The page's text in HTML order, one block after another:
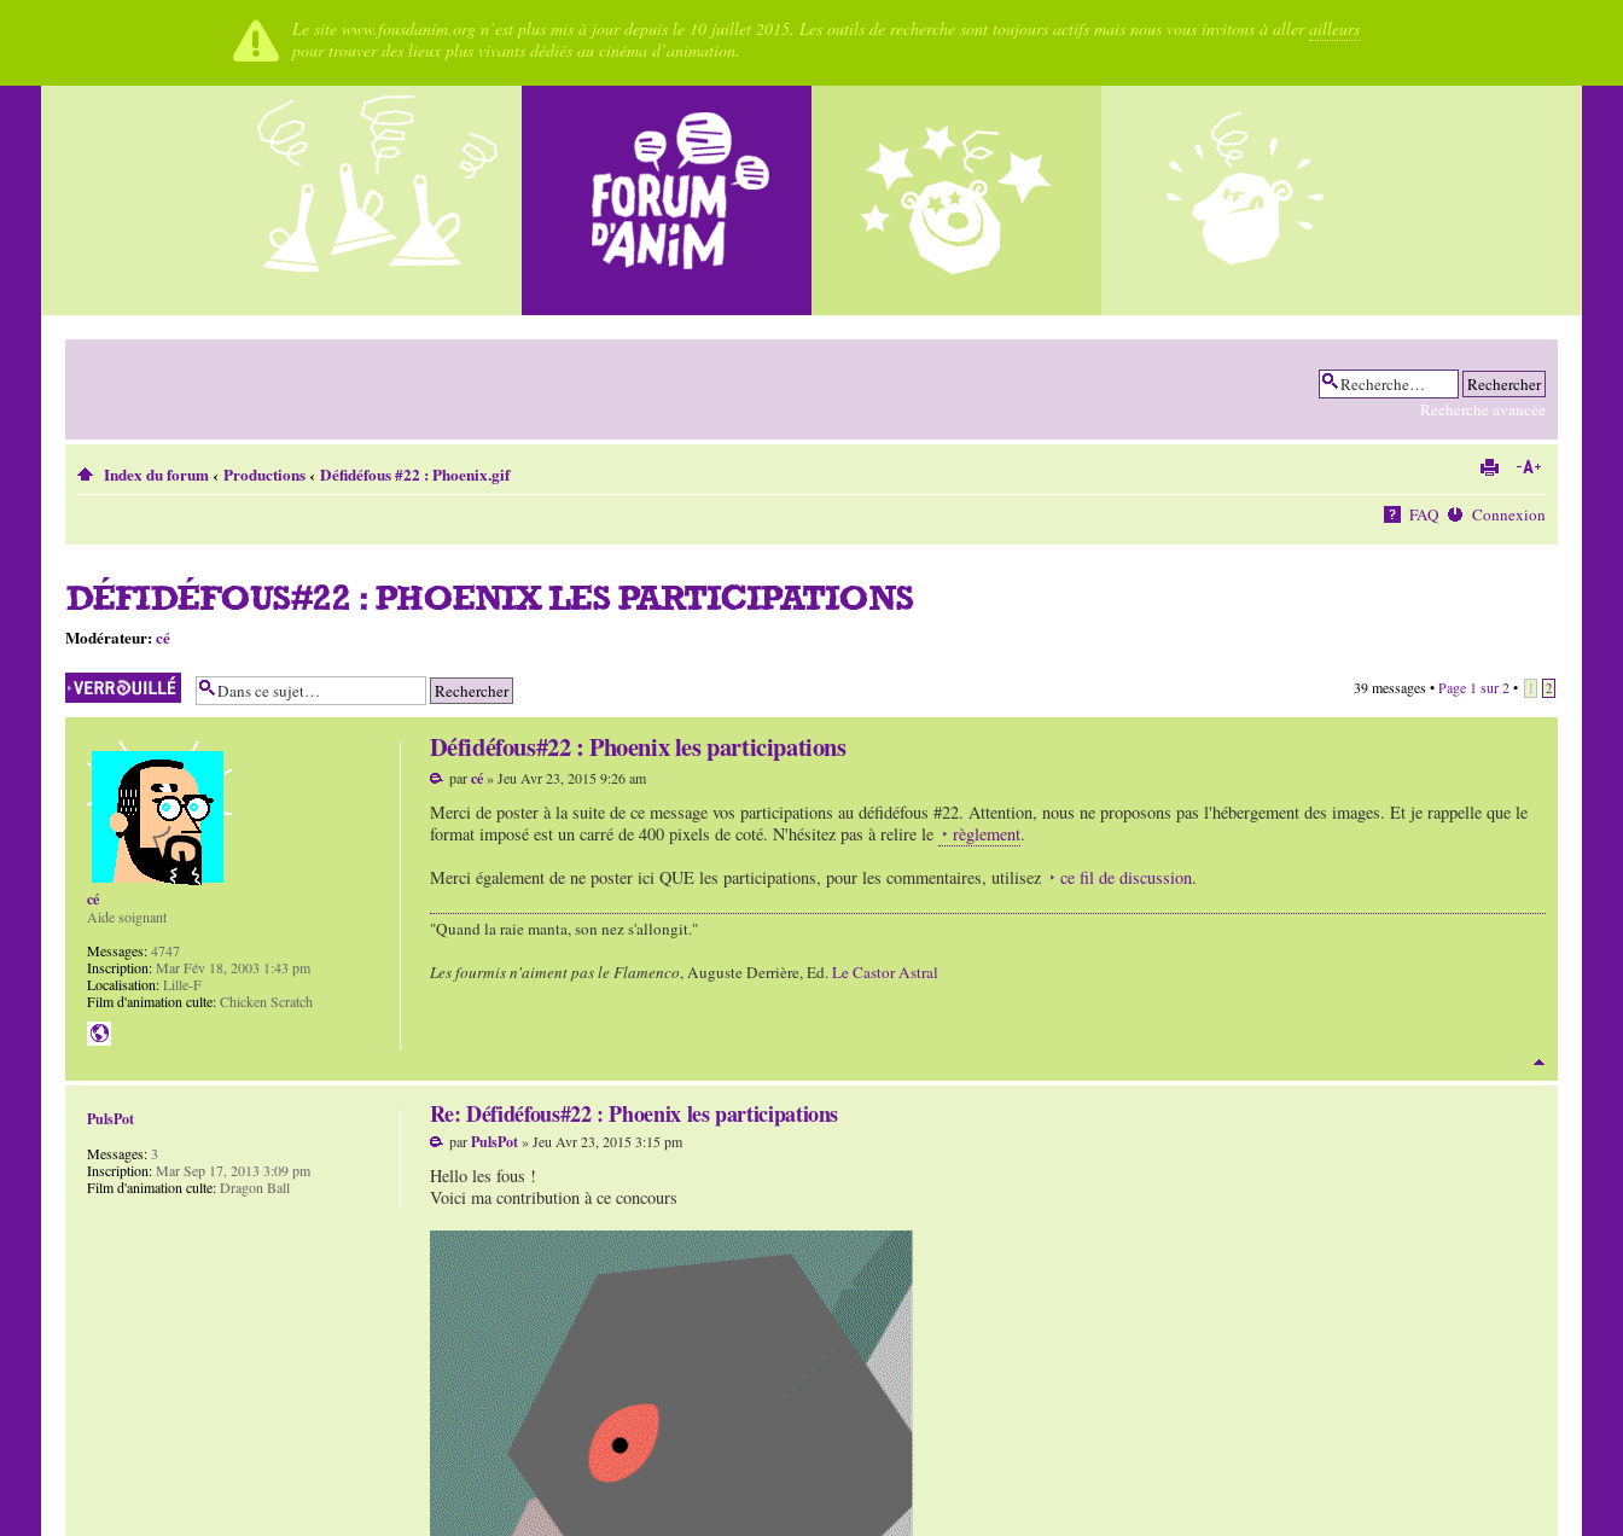
Le site www.fousdanim.org n’est plus mis à jour depuis le 10 juillet 2015. Les outils de recherche sont toujours actifs mais nous vous invitons à allerailleurs
pour trouver des lieux plus vivants dédiés au cinéma d’animation.
Recherche avancée
Index du forum‹ Productions‹ Défidéfous #22 : Phoenix.gif
FAQ Connexion
DÉFIDÉFOUS#22 : PHOENIX LES PARTICIPATIONS
Modérateur:cé
Sujet verrouillé 39 messages •Page 1 sur2• 1 2
Défidéfous#22 : Phoenix les participations
parcé» Jeu Avr 23, 2015 9:26 am
Merci de poster à la suite de ce message vos participations au défidéfous #22. Attention, nous ne proposons pas l'hébergement des images. Et je rappelle que le
format imposé est un carré de 400 pixels de coté. N'hésitez pas à relire le
règlement.
Merci également de ne poster ici QUE les participations, pour les commentaires, utilisez
ce fil de discussion.
"Quand la raie manta, son nez s'allongit."
Les fourmis n'aiment pas le Flamenco, Auguste Derrière, Ed. Le Castor Astral
cé
Aide soignant
Messages:4747
Inscription:Mar Fév 18, 2003 1:43 pm
Localisation:Lille-F
Film d'animation culte:Chicken Scratch
Re: Défidéfous#22 : Phoenix les participations
parPulsPot» Jeu Avr 23, 2015 3:15 pm
Hello les fous !
Voici ma contribution à ce concours
PulsPot
Messages:3
Inscription:Mar Sep 17, 2013 3:09 pm
Film d'animation culte:Dragon Ball